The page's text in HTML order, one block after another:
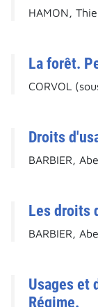
HAMON,
La forêt.
CORVOL
Droits
BARBIER,
Les droits
BARBIER,
Usages et
Régime.